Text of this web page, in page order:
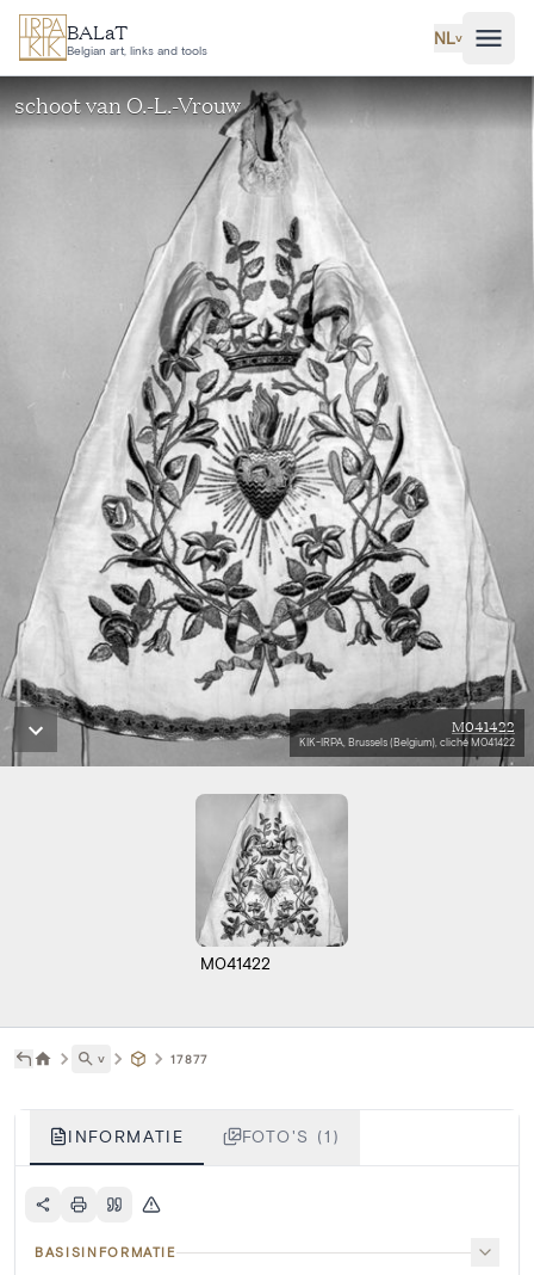
Ga naar hoofdinhoud
BALaT
Belgian art, links and tools
NL˅
schoot van O.-L.-Vrouw
M041422
KIK-IRPA, Brussels (Belgium), cliché M041422
M041422
˅ 17877
INFORMATIE FOTO'S (1)
BASISINFORMATIE